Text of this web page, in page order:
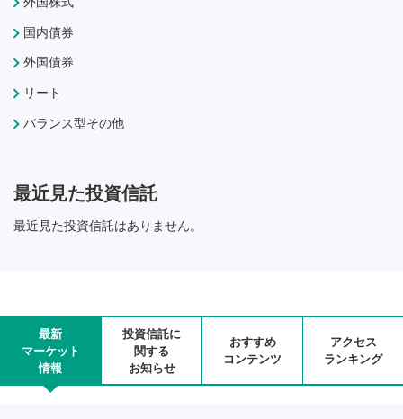
国内債券
外国債券
リート
バランス型その他
最近見た投資信託
最近見た投資信託はありません。
最新
マーケット
情報
投資信託に
関する
お知らせ
おすすめ
コンテンツ
アクセス
ランキング